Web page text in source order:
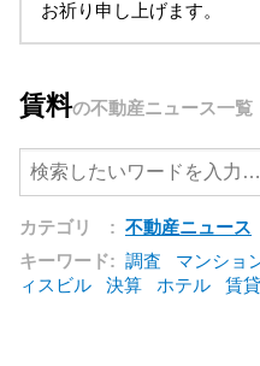
お祈り申し上げます。
賃料の不動産ニュース一覧
カテゴリ : 不動産ニュース
キーワード: 調査 マンショ
ィスビル
決算 ホテル 賃